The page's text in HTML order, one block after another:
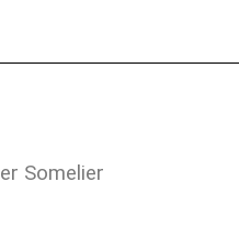
Somelier